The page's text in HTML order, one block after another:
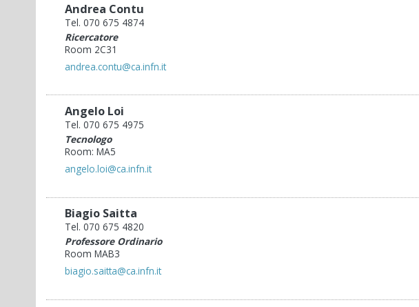
Andrea Contu
Tel. 070 675 4874
Ricercatore
Room 2C31
andrea.contu@ca.infn.it
Angelo Loi
Tel. 070 675 4975
Tecnologo
Room: MA5
angelo.loi@ca.infn.it
Biagio Saitta
Tel. 070 675 4820
Professore Ordinario
Room MAB3
biagio.saitta@ca.infn.it